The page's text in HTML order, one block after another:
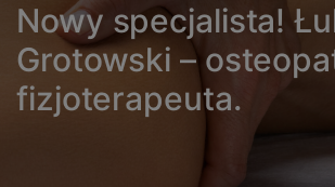
Nowy specjalista!
Grotowski –
fizjoterapeuta.